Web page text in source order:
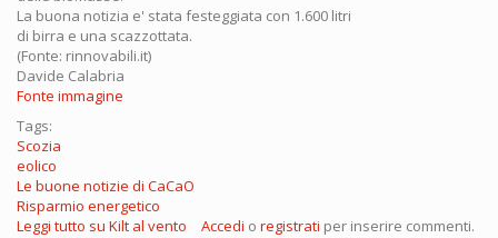
La buona notizia e' stata festeggiata con 1.600 litri
di birra e una scazzottata.
(Fonte: rinnovabili.it)
Davide Calabria
Fonte immagine
Tags:
Scozia
eolico
Le buone notizie di CaCaO
Risparmio energetico
Leggi tutto su Kilt al vento Accedi o registrati per inserire commenti.